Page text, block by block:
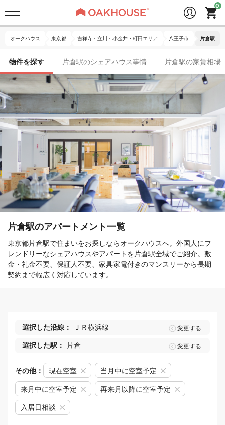
オークハウス 東京都 吉祥寺・立川・小金井・町田エリア 八王子市 片倉駅
物件を探す 片倉駅のシェアハウス事情 片倉駅の家賃相場
片倉駅のアパートメント一覧
東京都片倉駅で住まいをお探しならオークハウスへ。外国人にフ
レンドリーなシェアハウスやアパートを片倉駅全域でご紹介。敷
金・礼金不要、保証人不要、家具家電付きのマンスリーから長期
契約まで幅広く対応しています。
選択した沿線： ＪＲ横浜線 変更する
選択した駅： 片倉 変更する
その他： 現在空室 当月中に空室予定
来月中に空室予定 再来月以降に空室予定
入居日相談